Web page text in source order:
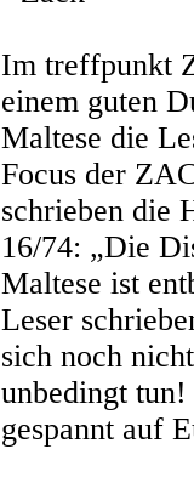
Im treffpunkt
einem guten
Maltese die
Focus der
schrieben die
16/74: „Die
Maltese ist
Leser
sich noch
unbedingt
gespannt auf